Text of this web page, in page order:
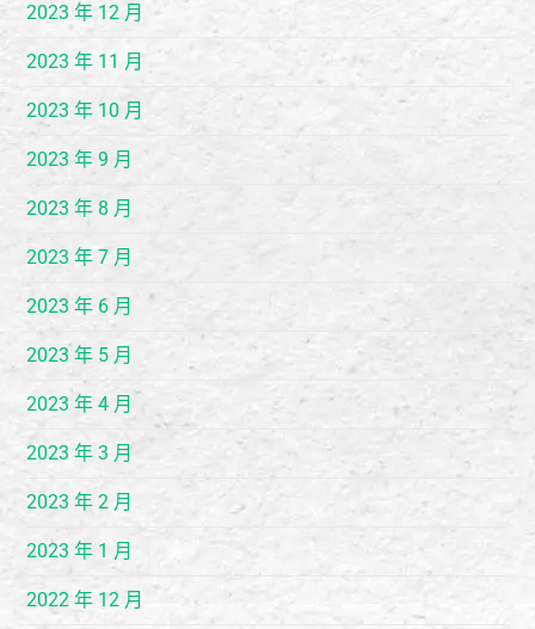
2023 年 12 月
2023 年 11 月
2023 年 10 月
2023 年 9 月
2023 年 8 月
2023 年 7 月
2023 年 6 月
2023 年 5 月
2023 年 4 月
2023 年 3 月
2023 年 2 月
2023 年 1 月
2022 年 12 月